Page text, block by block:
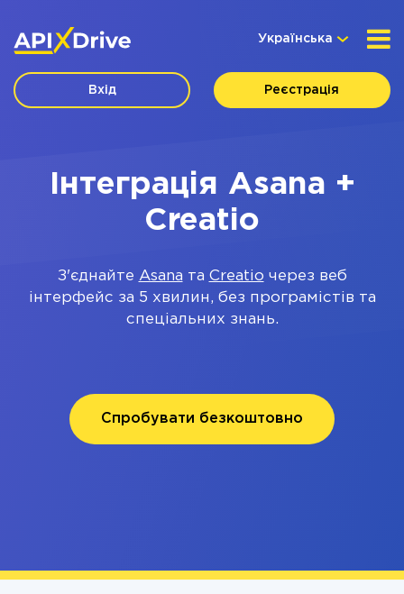
Українська
Вхід Реєстрація
Інтеграція Asana +
Creatio
З'єднайте Asana та Creatio через веб
інтерфейс за 5 хвилин, без програмістів та
спеціальних знань.
Спробувати безкоштовно